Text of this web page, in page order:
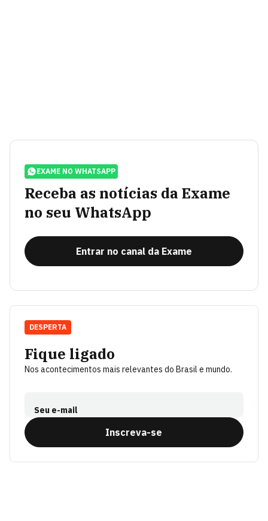
EXAME NO WHATSAPP
Receba as notícias da Exame
no seu WhatsApp
Entrar no canal da Exame
Fique ligado
Nos acontecimentos mais relevantes do Brasil e mundo.
Seu e-mail
Inscreva-se
DESPERTA